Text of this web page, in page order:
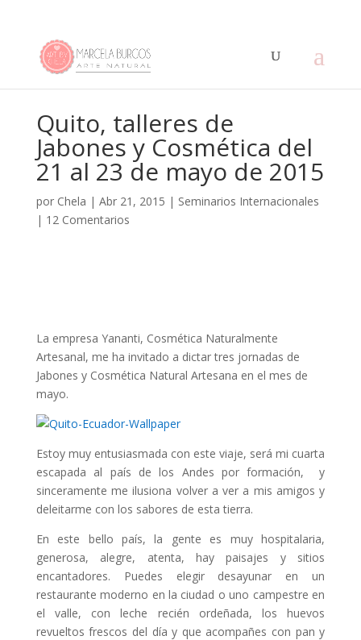
Quito, talleres de
Jabones y Cosmética del
21 al 23 de mayo de 2015
por Chela | Abr 21, 2015 | Seminarios Internacionales
| 12 Comentarios
La empresa Yananti, Cosmética Naturalmente
Artesanal, me ha invitado a dictar tres jornadas de
Jabones y Cosmética Natural Artesana en el mes de
mayo.
Estoy muy entusiasmada con este viaje, será mi cuarta
escapada al país de los Andes por formación, y
sinceramente me ilusiona volver a ver a mis amigos y
deleitarme con los sabores de esta tierra.
En este bello país, la gente es muy hospitalaria,
generosa, alegre, atenta, hay paisajes y sitios
encantadores. Puedes elegir desayunar en un
restaurante moderno en la ciudad o uno campestre en
el valle, con leche recién ordeñada, los huevos
revueltos frescos del día y que acompañes con pan y